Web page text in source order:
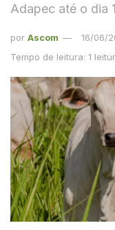
Adapec até o dia
por Ascom
16/06/
Tempo de leitura: 1